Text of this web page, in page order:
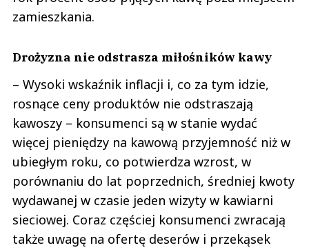
zamieszkania.
Drożyzna nie odstrasza miłośników kawy
– Wysoki wskaźnik inflacji i, co za tym idzie,
rosnące ceny produktów nie odstraszają
kawoszy – konsumenci są w stanie wydać
więcej pieniędzy na kawową przyjemność niż w
ubiegłym roku, co potwierdza wzrost, w
porównaniu do lat poprzednich, średniej kwoty
wydawanej w czasie jeden wizyty w kawiarni
sieciowej. Coraz częściej konsumenci zwracają
także uwagę na ofertę deserów i przekąsek